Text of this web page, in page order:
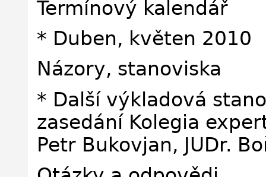
Termínový kalendář
* Duben, květen 2010
Názory, stanoviska
* Další výkladová
zasedání Kolegia
Petr Bukovjan, JUDr.